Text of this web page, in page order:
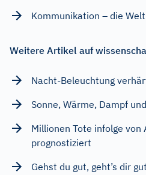
Kommunikation – die
Weitere Artikel auf
Nacht-Beleuchtung
Sonne, Wärme, Dampf
Millionen Tote infolge
prognostiziert
Gehst du gut, geht’s dir gut